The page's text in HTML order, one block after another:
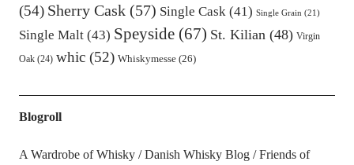
(54) Sherry Cask(57) Single Cask(41) Single Grain(21)
Single Malt(43) Speyside(67) St. Kilian(48) Virgin
Oak(24) whic(52) Whiskymesse(26)
Blogroll
A Wardrobe of Whisky Danish Whisky Blog
Friends of